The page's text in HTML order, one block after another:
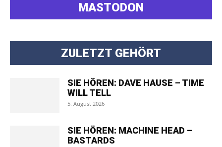
MASTODON
ZULETZT GEHÖRT
SIE HÖREN: DAVE HAUSE – TIME
WILL TELL
5. August 2026
SIE HÖREN: MACHINE HEAD –
BASTARDS